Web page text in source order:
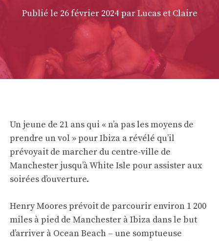
Publié le 26 février 2024 par Lucas et Claire
Un jeune de 21 ans qui « n’a pas les moyens de
prendre un vol » pour Ibiza a révélé qu’il
prévoyait de marcher du centre-ville de
Manchester jusqu’à White Isle pour assister aux
soirées d’ouverture.
Henry Moores prévoit de parcourir environ 1 200
miles à pied de Manchester à Ibiza dans le but
d’arriver à Ocean Beach – une somptueuse